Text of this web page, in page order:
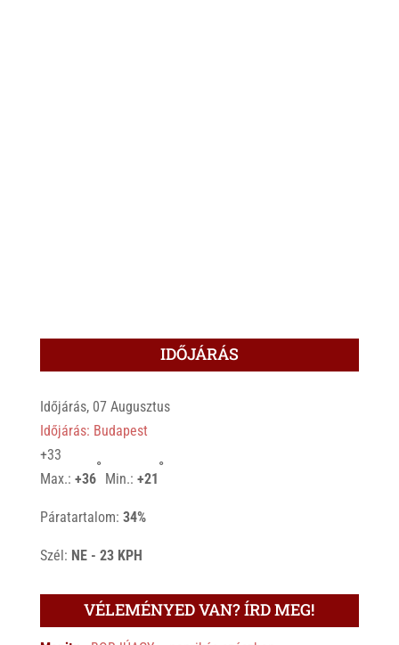
IDŐJÁRÁS
Időjárás, 07 Augusztus
Időjárás: Budapest
+33
Max.: +36
°
Min.: +21
°
Páratartalom: 34%
Szél: NE - 23 KPH
VÉLEMÉNYED VAN? ÍRD MEG!